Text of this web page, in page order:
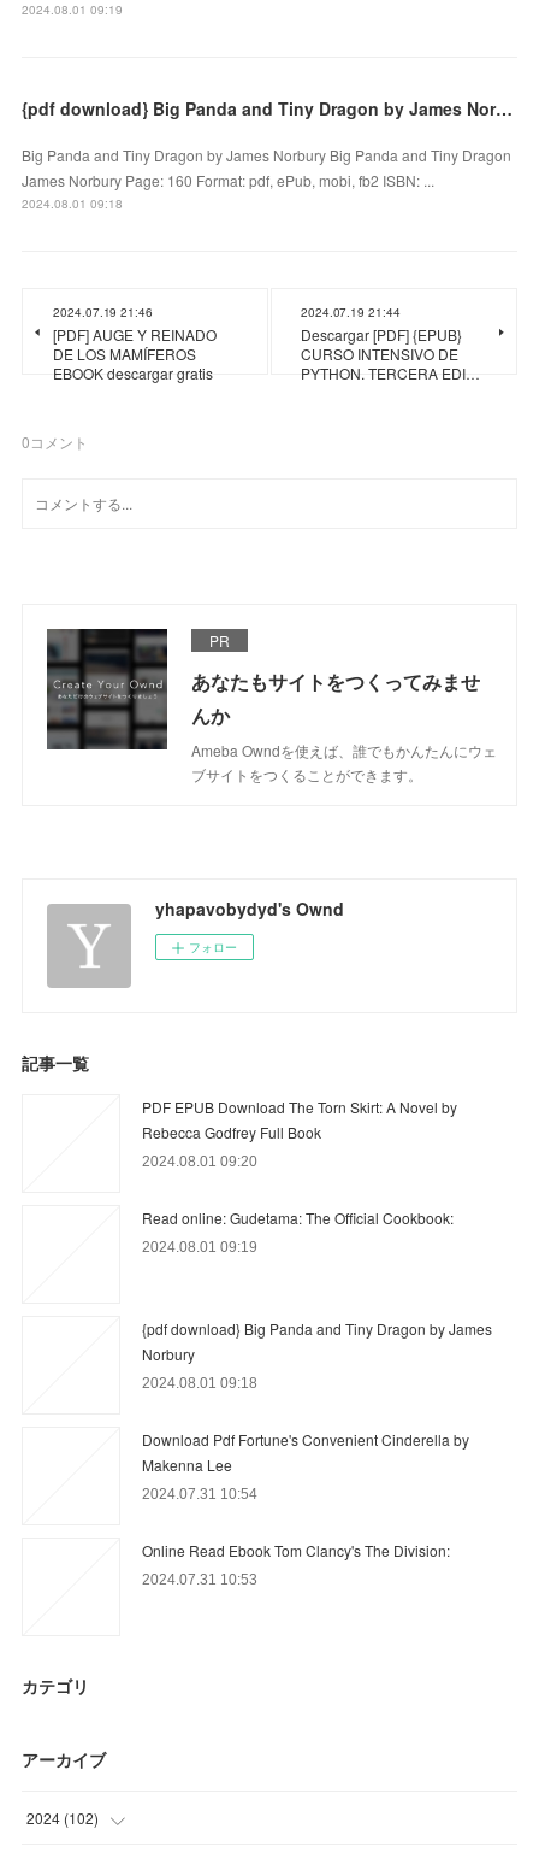
2024.08.01 09:19
{pdf download} Big Panda and Tiny Dragon by James Norbury
Big Panda and Tiny Dragon by James Norbury Big Panda and Tiny Dragon
James Norbury Page: 160 Format: pdf, ePub, mobi, fb2 ISBN: ...
2024.08.01 09:18
2024.07.19 21:46
[PDF] AUGE Y REINADO
DE LOS MAMÍFEROS
EBOOK descargar gratis
2024.07.19 21:44
Descargar [PDF] {EPUB}
CURSO INTENSIVO DE
PYTHON. TERCERA EDI…
0コメント
PR
あなたもサイトをつくってみませ
んか
Ameba Owndを使えば、誰でもかんたんにウェ
ブサイトをつくることができます。
yhapavobydyd's Ownd
フォロー
記事一覧
PDF EPUB Download The Torn Skirt: A Novel by
Rebecca Godfrey Full Book
2024.08.01 09:20
Read online: Gudetama: The Official Cookbook:
2024.08.01 09:19
{pdf download} Big Panda and Tiny Dragon by James
Norbury
2024.08.01 09:18
Download Pdf Fortune's Convenient Cinderella by
Makenna Lee
2024.07.31 10:54
Online Read Ebook Tom Clancy's The Division:
2024.07.31 10:53
カテゴリ
アーカイブ
2024 (102)